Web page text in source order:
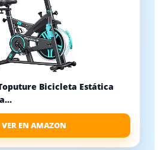
Bicicleta Estática
VER EN AMAZON